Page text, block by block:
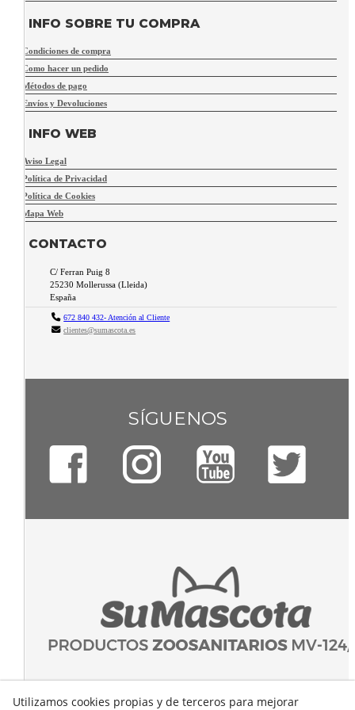
INFO SOBRE TU COMPRA
Condiciones de compra
Como hacer un pedido
Métodos de pago
Envíos y Devoluciones
INFO WEB
Aviso Legal
Política de Privacidad
Política de Cookies
Mapa Web
CONTACTO
C/ Ferran Puig 8
25230 Mollerussa (Lleida)
España
672 840 432- Atención al Cliente
clientes@sumascota.es
SÍGUENOS
Utilizamos cookies propias y de terceros para mejorar